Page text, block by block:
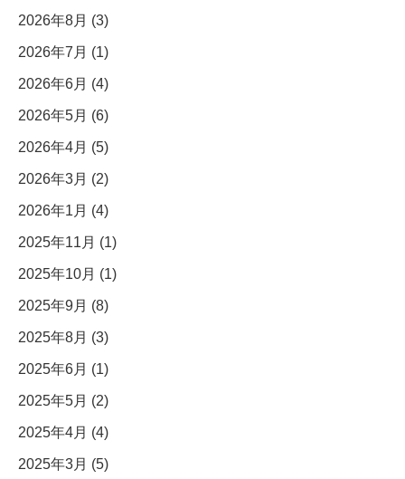
2026年8月 (3)
2026年7月 (1)
2026年6月 (4)
2026年5月 (6)
2026年4月 (5)
2026年3月 (2)
2026年1月 (4)
2025年11月 (1)
2025年10月 (1)
2025年9月 (8)
2025年8月 (3)
2025年6月 (1)
2025年5月 (2)
2025年4月 (4)
2025年3月 (5)